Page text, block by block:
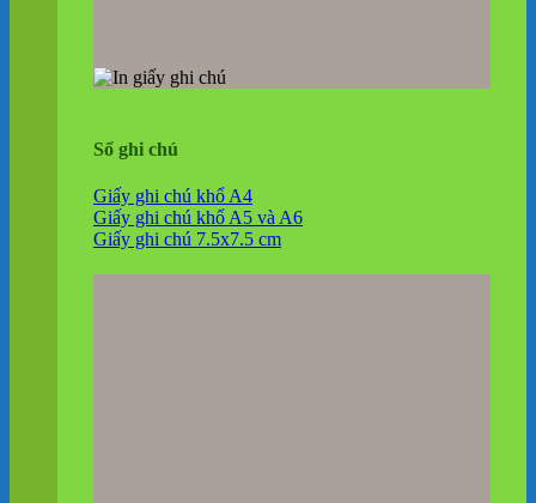
Sổ ghi chú
Giấy ghi chú khổ A4
Giấy ghi chú khổ A5 và A6
Giấy ghi chú 7.5x7.5 cm